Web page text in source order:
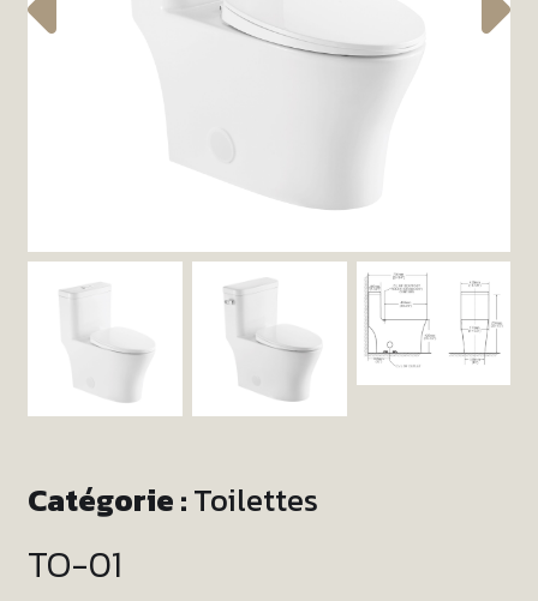
Catégorie :Toilettes
TO-01